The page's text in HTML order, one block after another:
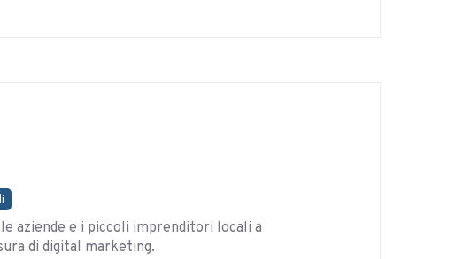
aziende e i piccoli imprenditori locali a
di digital marketing.